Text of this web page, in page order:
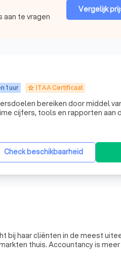
aan te vragen
Vergelijk
1 uur grade ITAA Certificaat
bereiken door middel
cijfers, tools en rapporten aan
en zo een gunstig klimaat te
Check beschikbaarheid
bij haar cliënten in de meest
dan cijferwerk alleen.